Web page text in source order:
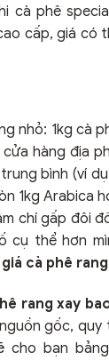
cà phê
cấp, giá có
nhỏ: 1kg cà
hàng địa
bình (ví dụ
1kg Arabica
chí gấp đôi
cụ thể hơn
giá cà phê
rang xay
gốc, quy
cho bạn